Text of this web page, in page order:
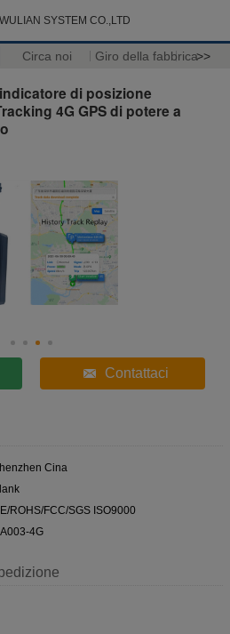
SYSTEM CO.,LTD
Circa noi Giro della fabbrica>>
di posizione
4G GPS di potere a
Contattaci
Cina
ROHS/FCC/SGS ISO9000
4G